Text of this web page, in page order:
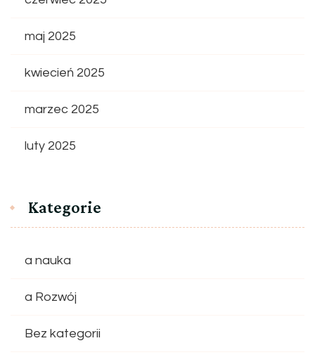
maj 2025
kwiecień 2025
marzec 2025
luty 2025
Kategorie
a nauka
a Rozwój
Bez kategorii